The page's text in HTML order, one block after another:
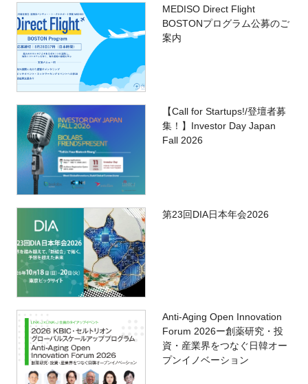
MEDISO Direct Flight
BOSTONプログラム公募のご
案内
【Call for Startups!/登壇者募
集！】Investor Day Japan
Fall 2026
第23回DIA日本年会2026
Anti-Aging Open Innovation
Forum 2026ー創薬研究・投
資・産業界をつなぐ日韓オー
プンイノベーション